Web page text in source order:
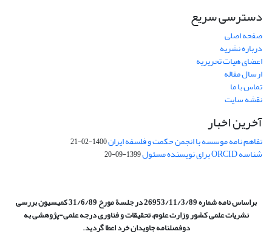
دسترسی سریع
صفحه اصلی
درباره نشریه
اعضای هیات تحریریه
ارسال مقاله
تماس با ما
نقشه سایت
آخرین اخبار
تفاهم نامه موسسه با انجمن حکمت و فلسفه ایران1400-02-21
شناسه ORCID برای نویسنده مسئول 1399-09-20
براساس نامه شماره 26953/11/3/89 در جلسة مورخ 31/6/89 کمیسیون
بررسی
نشریات علمی کشور وزارت علوم، تحقیقات و فناوری درجه علمی‌-پژوهشیبه
دوفصلنامه جاویدان خرد اعطا گردید.